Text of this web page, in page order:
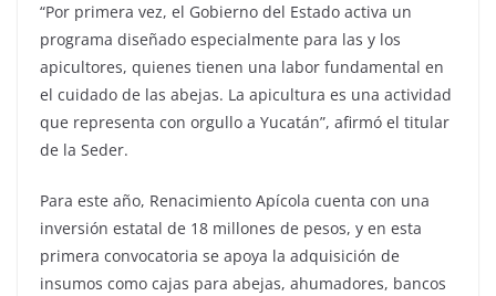
“Por primera vez, el Gobierno del Estado activa un
programa diseñado especialmente para las y los
apicultores, quienes tienen una labor fundamental en
el cuidado de las abejas. La apicultura es una actividad
que representa con orgullo a Yucatán”, afirmó el titular
de la Seder.
Para este año, Renacimiento Apícola cuenta con una
inversión estatal de 18 millones de pesos, y en esta
primera convocatoria se apoya la adquisición de
insumos como cajas para abejas, ahumadores, bancos